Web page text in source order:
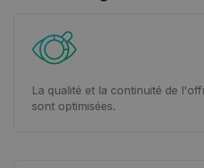
La qualité et la continuité de
sont optimisées.